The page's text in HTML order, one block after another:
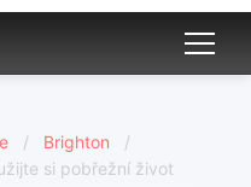
/ Brighton
/
si pobřežní život